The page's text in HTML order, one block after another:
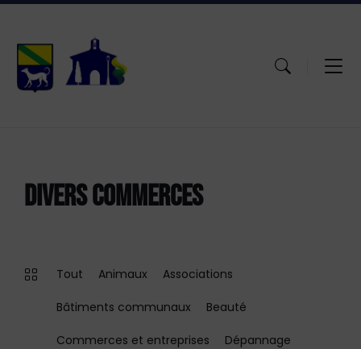
Aller
Passer
navigation
principale
Atteindre
page
DIVERS COMMERCES
Tout Animaux Associations
Bâtiments communaux Beauté
Commerces et entreprises Dépannage